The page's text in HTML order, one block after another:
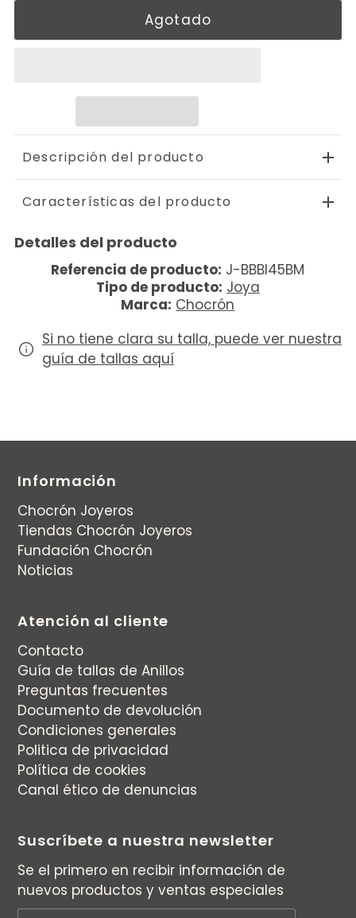
Descripción del producto
Características del producto
Detalles del producto
Referencia de producto: J-BBBI45BM
Tipo de producto: Joya
Marca: Chocrón
Si no tiene clara su talla, puede ver nuestra
guía de tallas aquí
Información
Chocrón Joyeros
Tiendas Chocrón Joyeros
Fundación Chocrón
Noticias
Atención al cliente
Contacto
Guía de tallas de Anillos
Preguntas frecuentes
Documento de devolución
Condiciones generales
Politica de privacidad
Política de cookies
Canal ético de denuncias
Suscríbete a nuestra newsletter
Se el primero en recibir información de
nuevos productos y ventas especiales